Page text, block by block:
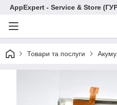
AppExpert - Service & Store
Товари та послуги